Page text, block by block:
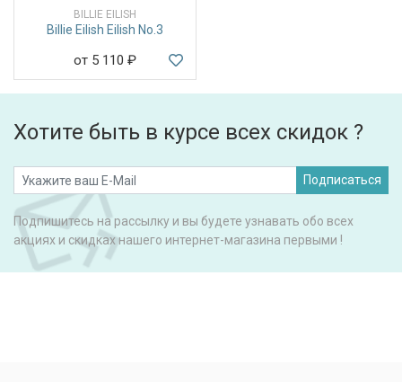
BILLIE EILISH
Billie Eilish Eilish No.3
от 5 110 ₽
Хотите быть в курсе всех скидок ?
Подписаться
Подпишитесь на рассылку и вы будете узнавать обо всех
акциях и скидках нашего интернет-магазина первыми !